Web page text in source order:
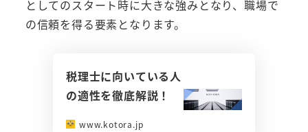
としてのスタート時に大きな強みとなり、職場で
の信頼を得る要素となります。
税理士に向いている人
の適性を徹底解説！
www.kotora.jp